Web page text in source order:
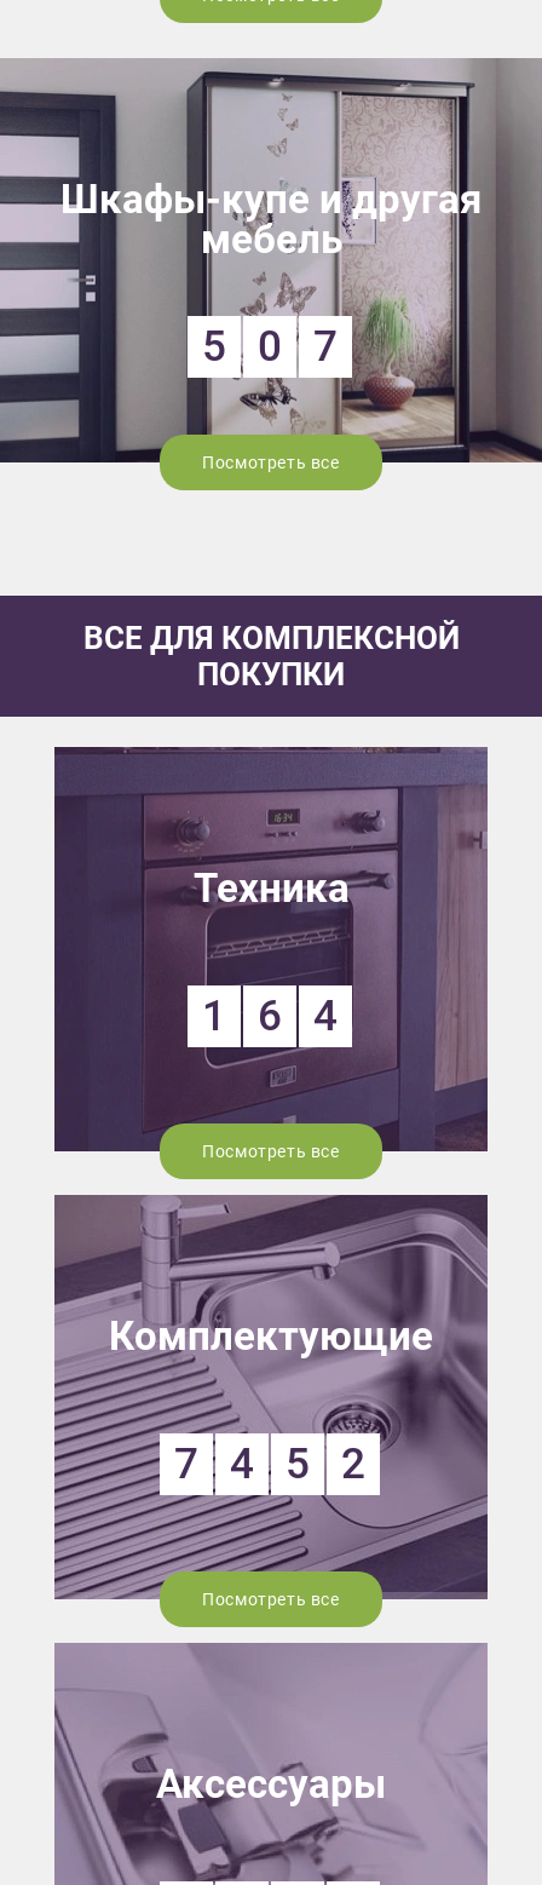
Шкафы-купе и другая
мебель
5 0 7
Посмотреть все
ВСЕ ДЛЯ КОМПЛЕКСНОЙ
ПОКУПКИ
Техника
1 6 4
Посмотреть все
Комплектующие
7 4 5 2
Посмотреть все
Аксессуары